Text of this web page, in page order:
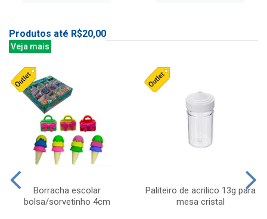
Produtos até R$20,00
Veja mais
Borracha escolar
bolsa/sorvetinho 4cm
Paliteiro de acrilico 13g para
mesa cristal